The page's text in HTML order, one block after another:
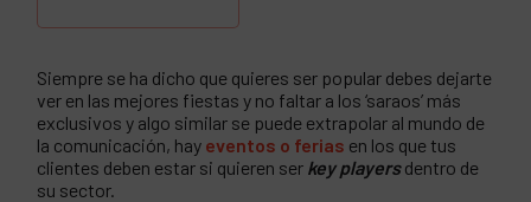
Siempre se ha dicho que quieres ser popular debes dejarte
ver en las mejores fiestas y no faltar a los ‘saraos’ más
exclusivos y algo similar se puede extrapolar al mundo de
la comunicación, hay eventos o ferias en los que tus
clientes deben estar si quieren ser key playersdentro de
su sector.